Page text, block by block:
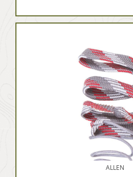
ALLEN